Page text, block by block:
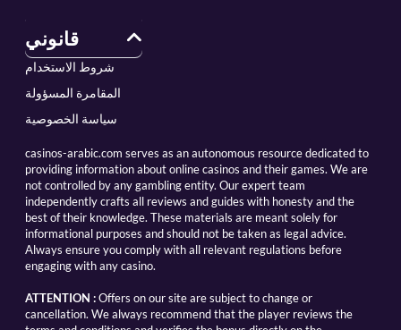
قانوني
شروط الاستخدام
المقامرة المسؤولة
سياسة الخصوصية
casinos-arabic.com serves as an autonomous resource dedicated to
providing information about online casinos and their games. We are
not controlled by any gambling entity. Our expert team
independently crafts all reviews and guides with honesty and the
best of their knowledge. These materials are meant solely for
informational purposes and should not be taken as legal advice.
Always ensure you comply with all relevant regulations before
engaging with any casino.
ATTENTION : Offers on our site are subject to change or
cancellation. We always recommend that the player reviews the